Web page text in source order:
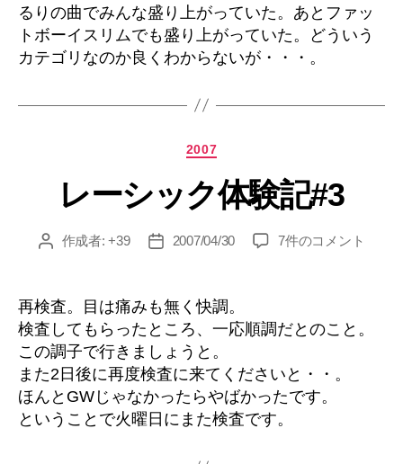
るりの曲でみんな盛り上がっていた。あとファッ
トボーイスリムでも盛り上がっていた。どういう
カテゴリなのか良くわからないが・・・。
カ
ゴ
リ
2007
レーシック体験記#3
投 作成者:+39
投 2007/04/30
レ
ク
体
記
#3
7件のコメント
再検査。目は痛みも無く快調。
検査してもらったところ、一応順調だとのこと。
この調子で行きましょうと。
また2日後に再度検査に来てくださいと・・。
ほんとGWじゃなかったらやばかったです。
ということで火曜日にまた検査です。